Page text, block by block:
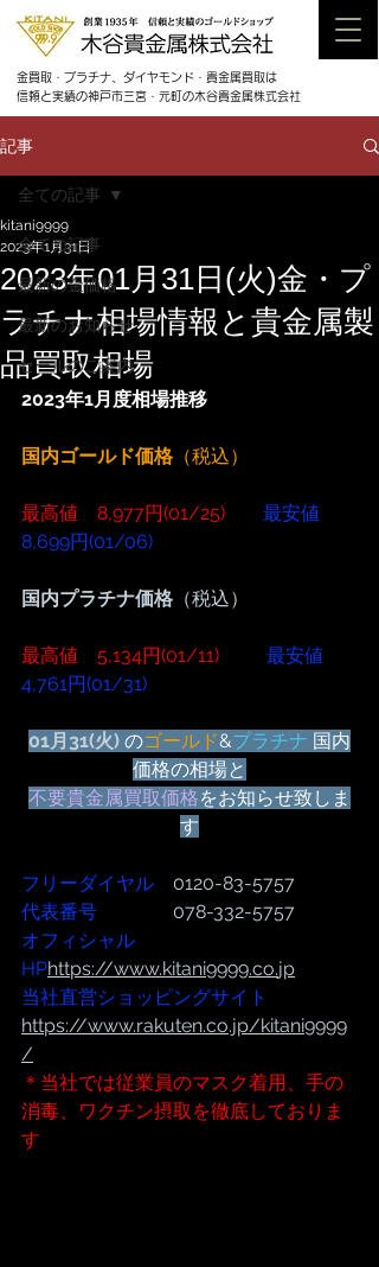
金買取・プラチナ、ダイヤモンド・貴金属買取は
信頼と実績の神戸市三宮・元町の木谷貴金属株式会社
記事
全ての記事
最新の金価格
最新のお知らせ
セールのご案内
全ての記事
2023年01月31日(火)金・プ
ラチナ相場情報と貴金属製
品買取相場
kitani9999
2023年1月31日
2023年1月度相場推移
国内ゴールド価格（税込）
最高値　8,977円(01/25)
最安値
8,699円(01/06)
国内プラチナ価格 （税込）
最高値　5,134円(01/11)
  最安値
4,761円(01/31)
01月31(火) のゴールド&プラチナ 国内
価格の相場と
不要貴金属買取価格をお知らせ致しま
す
フリーダイヤル 0120-83-5757
代表番号
              078-332-5757
オフィシャル
HPhttps://www.kitani9999.co.jp
当社直営ショッピングサイト
https://www.rakuten.co.jp/kitani9999
/
＊当社では従業員のマスク着用、手の
消毒、ワクチン摂取を徹底しておりま
す